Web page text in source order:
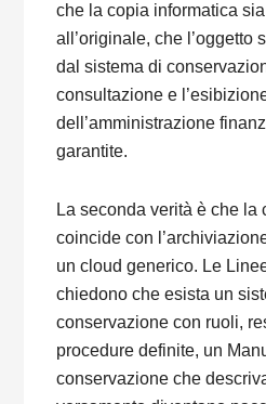
che la copia informatica
all’originale, che l’oggetto
dal sistema di
consultazione e
dell’amministrazione
garantite.
La seconda verità è che la
coincide con
un cloud generico. Le
chiedono che esista un
conservazione con ruoli,
procedure definite, un
conservazione che